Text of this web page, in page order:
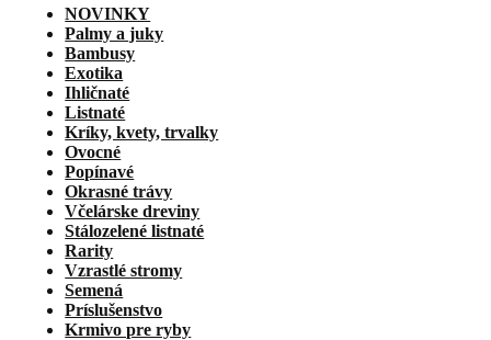
článkuNOVINKY
Palmy a juky
Bambusy
Exotika
Ihličnaté
Listnaté
Kríky, kvety, trvalky
Ovocné
Popínavé
Okrasné trávy
Včelárske dreviny
Stálozelené listnaté
Rarity
Vzrastlé stromy
Semená
Príslušenstvo
Krmivo pre ryby